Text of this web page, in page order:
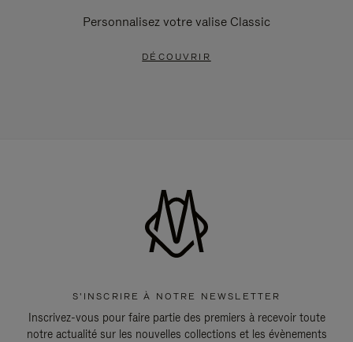
Personnalisez votre valise Classic
DÉCOUVRIR
S'INSCRIRE À NOTRE NEWSLETTER
Inscrivez-vous pour faire partie des premiers à recevoir toute
notre actualité sur les nouvelles collections et les évènements